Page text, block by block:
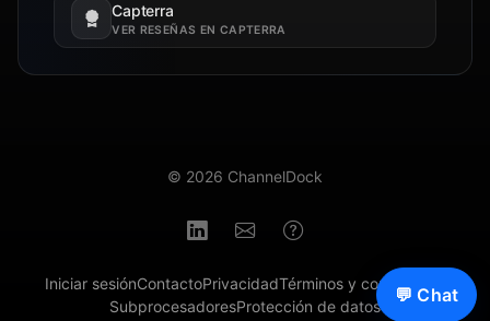
💬 Chat
Capterra
VER RESEÑAS EN CAPTERRA
Se abre en una pestaña nueva.
© 2026 ChannelDock
Iniciar sesiónContactoPrivacidadTérminos y condiciones
SubprocesadoresProtección de datos